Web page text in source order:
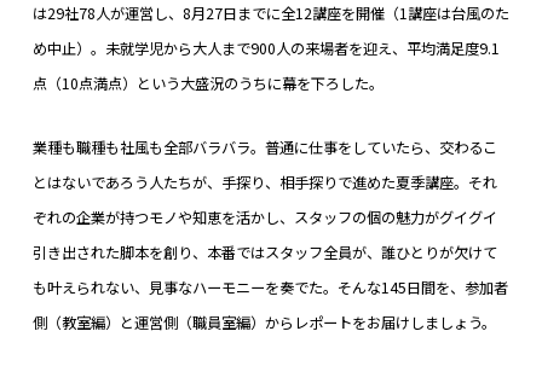
は29社78人が運営し、8月27日までに全12講座を開催（1講座は台風のた
め中止）。未就学児から大人まで900人の来場者を迎え、平均満足度9.1
点（10点満点）という大盛況のうちに幕を下ろした。
業種も職種も社風も全部バラバラ。普通に仕事をしていたら、交わるこ
とはないであろう人たちが、手探り、相手探りで進めた夏季講座。それ
ぞれの企業が持つモノや知恵を活かし、スタッフの個の魅力がグイグイ
引き出された脚本を創り、本番ではスタッフ全員が、誰ひとりが欠けて
も叶えられない、 見事なハーモニーを奏でた。そんな145日間を、参加者
側（教室編）と運営側（職員室編）からレポートをお届けしましょう。